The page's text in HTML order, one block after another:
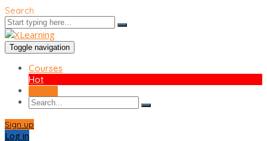
Search
Toggle navigation
Courses
Hot
Sign up
Log in